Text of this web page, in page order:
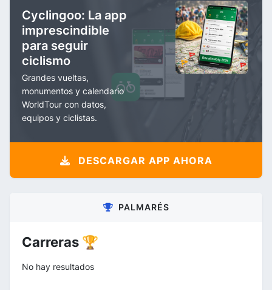
Cyclingoo: La app
imprescindible
para seguir
ciclismo
Grandes vueltas,
monumentos y calendario
WorldTour con datos,
equipos y ciclistas.
DESCARGAR APP AHORA
PALMARÉS
Carreras 🏆
No hay resultados